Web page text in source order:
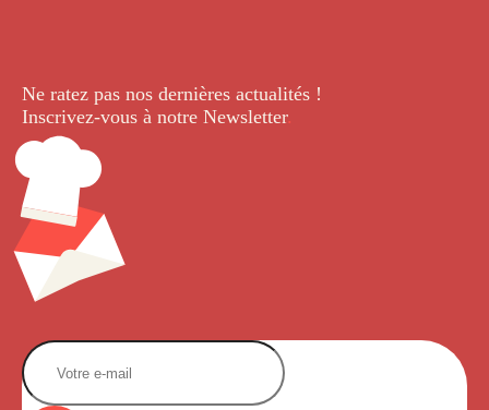
Ne ratez pas nos dernières actualités !
Inscrivez-vous à notre Newsletter.